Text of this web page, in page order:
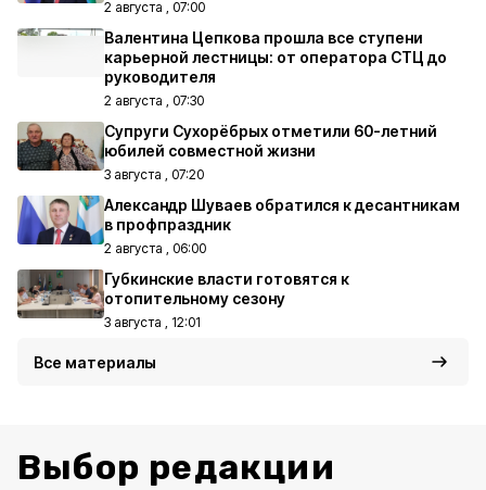
2 августа , 07:00
Валентина Цепкова прошла все ступени
карьерной лестницы: от оператора СТЦ до
руководителя
2 августа , 07:30
Супруги Сухорёбрых отметили 60-летний
юбилей совместной жизни
3 августа , 07:20
Александр Шуваев обратился к десантникам
в профпраздник
2 августа , 06:00
Губкинские власти готовятся к
отопительному сезону
3 августа , 12:01
Все материалы
Выбор редакции